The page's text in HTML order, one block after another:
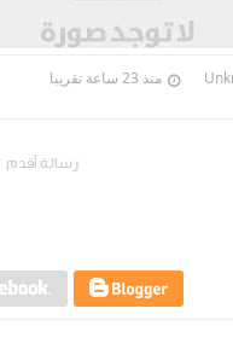
منذ 23 ساعة تقريبا
رسالة أقدم